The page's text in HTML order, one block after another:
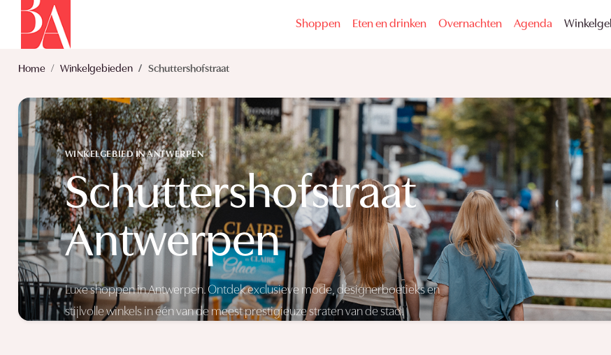
Shoppen Eten en drinken Overnachten Agenda
Home Winkelgebieden Schuttershofstraat
WINKELGEBIED IN ANTWERPEN
Schuttershofstraat
Antwerpen
Luxe shoppen in Antwerpen. Ontdek exclusieve mode, designerboetieks en
stijlvolle winkels in één van de meest prestigieuze straten van de stad.